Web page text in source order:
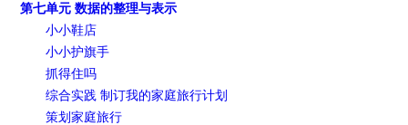
第七单元 数据的整理与表示
小小鞋店
小小护旗手
抓得住吗
综合实践 制订我的家庭旅行计划
策划家庭旅行